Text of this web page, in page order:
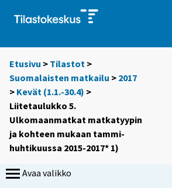
Etusivu > Tilastot >
Suomalaisten matkailu > 2017
> Kevät (1.1.-30.4) >
Liitetaulukko 5.
Ulkomaanmatkat matkatyypin
ja kohteen mukaan tammi-
huhtikuussa 2015-2017* 1)
Avaa valikko